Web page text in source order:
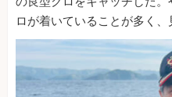
ロが着いていることが多く、